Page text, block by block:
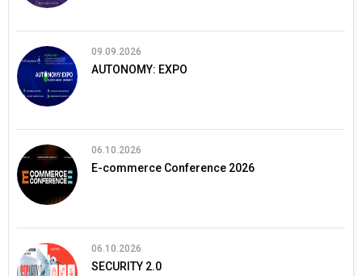
09.09.2026
AUTONOMY: EXPO
06.10.2026
E-commerce Conference 2026
06.10.2026
SECURITY 2.0